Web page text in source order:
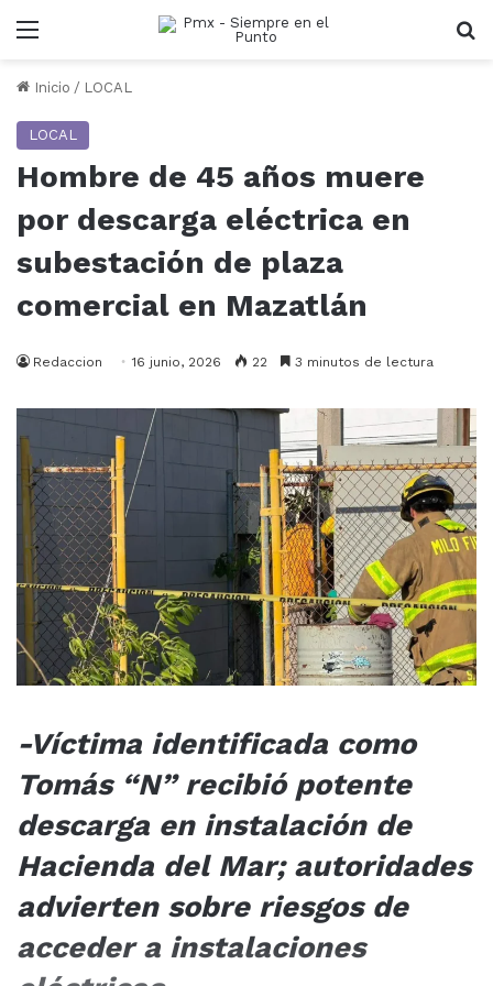
Menu
Inicio / LOCAL
LOCAL
Hombre de 45 años muere
por descarga eléctrica en
subestación de plaza
comercial en Mazatlán
Redaccion 16 junio, 2026 22 3 minutos de lectura
-Víctima identificada como
Tomás “N” recibió potente
descarga en instalación de
Hacienda del Mar; autoridades
advierten sobre riesgos de
acceder a instalaciones